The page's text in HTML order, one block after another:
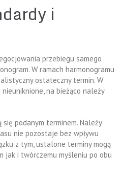
i
przebiegu samego
W ramach harmonogramu
ostateczny termin. W
na bieżąco należy
podanym terminem. Należy
nie pozostaje bez wpływu
z tym, ustalone terminy mogą
jak i twórczemu myśleniu po obu